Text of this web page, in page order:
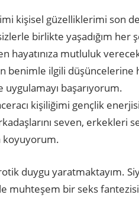
kişisel güzelliklerimi son
birlikte yaşadığım her
hayatınıza mutluluk
benimle ilgili düşüncelerine
uygulamayı başarıyorum.
kişiliğimi gençlik enerjisi
seven, erkekleri
koyuyorum.
duygu yaratmaktayım.
muhteşem bir seks fantezisi